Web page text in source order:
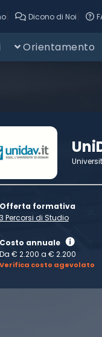
| Dicono di Noi|
Orientamento
Offerta formativa
3 Percorsi di Studio
Costo annuale
Da € 2.200 a € 2.200
Verifica costo agevolato